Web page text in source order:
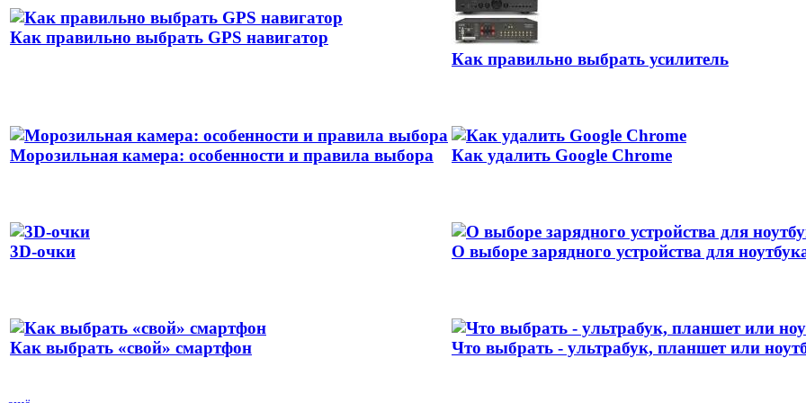
Как правильно выбрать GPS навигатор
Как правильно выбрать усилитель
Морозильная камера: особенности и правила выбора Как удалить Google Chrome
3D-очки О выборе зарядного устройства для
Как выбрать «свой» смартфон Что выбрать - ультрабук, планшет или